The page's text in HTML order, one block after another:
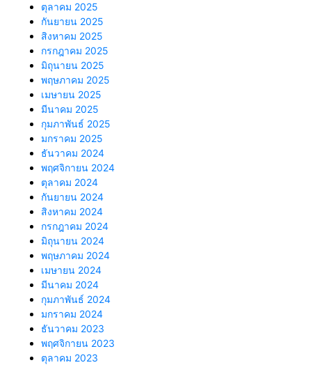
ตุลาคม 2025
กันยายน 2025
สิงหาคม 2025
กรกฎาคม 2025
มิถุนายน 2025
พฤษภาคม 2025
เมษายน 2025
มีนาคม 2025
กุมภาพันธ์ 2025
มกราคม 2025
ธันวาคม 2024
พฤศจิกายน 2024
ตุลาคม 2024
กันยายน 2024
สิงหาคม 2024
กรกฎาคม 2024
มิถุนายน 2024
พฤษภาคม 2024
เมษายน 2024
มีนาคม 2024
กุมภาพันธ์ 2024
มกราคม 2024
ธันวาคม 2023
พฤศจิกายน 2023
ตุลาคม 2023